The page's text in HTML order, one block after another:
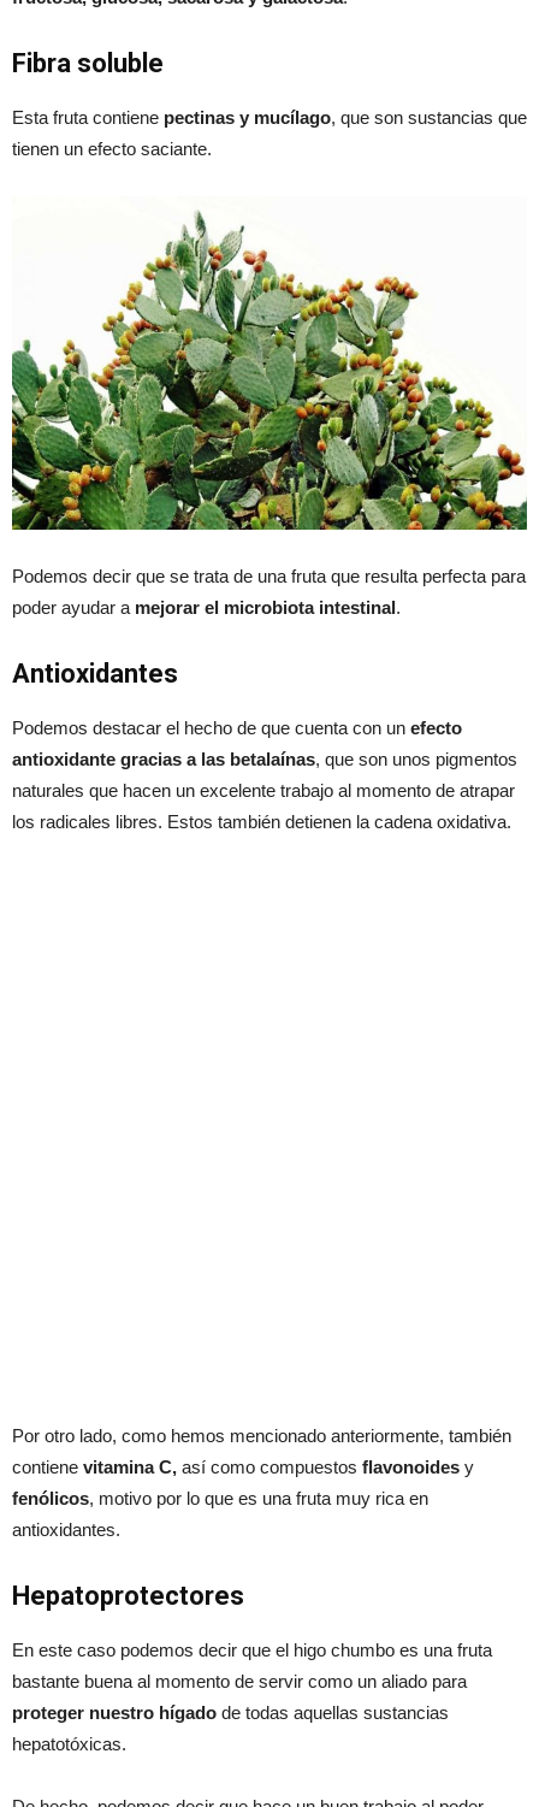
Fibra soluble
Esta fruta contiene pectinas y mucílago, que son sustancias que
tienen un efecto saciante.
Podemos decir que se trata de una fruta que resulta perfecta para
poder ayudar a mejorar el microbiota intestinal.
Antioxidantes
Podemos destacar el hecho de que cuenta con un efecto
antioxidante gracias a las betalaínas, que son unos pigmentos
naturales que hacen un excelente trabajo al momento de atrapar
los radicales libres. Estos también detienen la cadena oxidativa.
Por otro lado, como hemos mencionado anteriormente, también
contiene vitamina C, así como compuestos flavonoides y
fenólicos, motivo por lo que es una fruta muy rica en
antioxidantes.
Hepatoprotectores
En este caso podemos decir que el higo chumbo es una fruta
bastante buena al momento de servir como un aliado para
proteger nuestro hígado de todas aquellas sustancias
hepatotóxicas.